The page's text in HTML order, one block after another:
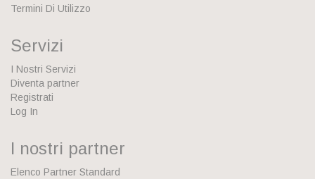
Termini Di Utilizzo
Servizi
I Nostri Servizi
Diventa partner
Registrati
Log In
I nostri partner
Elenco Partner Standard